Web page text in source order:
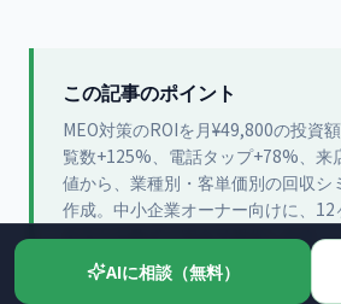
この記事のポイント
MEO対策のROIを月¥49,800の投資
覧数+125%、電話タップ+78%、来
値から、業種別・客単価別の回収シ
作成。中小企業オーナー向けに、
きるかを数式で完全可視化します。
この記事は株式会社課題解決プラットフォ
しまし
AIに相談（無料）